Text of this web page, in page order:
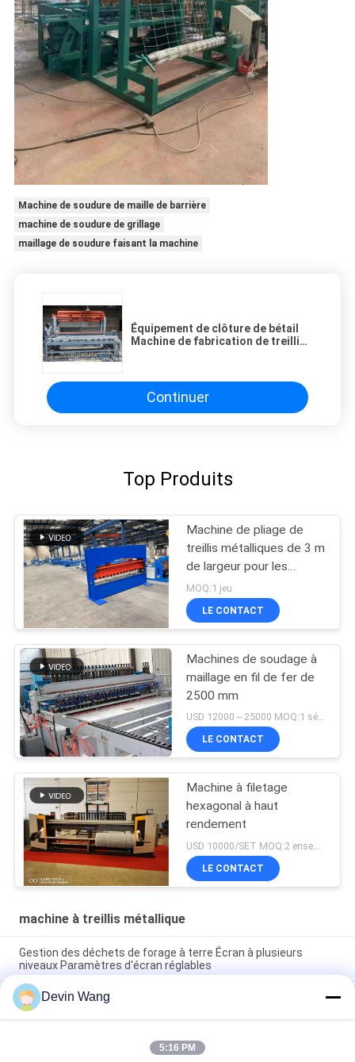
Machine de soudure de maille de barrière
machine de soudure de grillage
maillage de soudure faisant la machine
Équipement de clôture de bétail
Machine de fabrication de treillis
Machine de fabrication de clôture
de champ de cerf
Continuer
Top Produits
Machine de pliage de
treillis métalliques de 3 m
de largeur pour les
panneaux de clôture à
treillis courbés
MOQ:1 jeu
LE CONTACT
Machines de soudage à
maillage en fil de fer de
2500 mm
USD 12000 -- 25000 MOQ:1 série
LE CONTACT
Machine à filetage
hexagonal à haut
rendement
USD 10000/SET MOQ:2 ensembles
LE CONTACT
machine à treillis métallique
Gestion des déchets de forage à terre Écran à plusieurs
niveaux Paramètres d'écran réglables
Machine d'équipement de forage pétrolier Mi Swaco,
nettoyeur de boue, écran vibrant, dispositif trembleur de
schiste
Machine à perforer les trous en fer à haute vitesse à rotation
Devin Wang
5:16 PM